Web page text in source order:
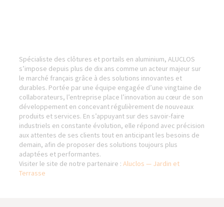
Spécialiste des clôtures et portails en aluminium, ALUCLOS
s’impose depuis plus de dix ans comme un acteur majeur sur
le marché français grâce à des solutions innovantes et
durables. Portée par une équipe engagée d’une vingtaine de
collaborateurs, l’entreprise place l’innovation au cœur de son
développement en concevant régulièrement de nouveaux
produits et services. En s’appuyant sur des savoir-faire
industriels en constante évolution, elle répond avec précision
aux attentes de ses clients tout en anticipant les besoins de
demain, afin de proposer des solutions toujours plus
adaptées et performantes.
Visiter le site de notre partenaire :Aluclos — Jardin et
Terrasse